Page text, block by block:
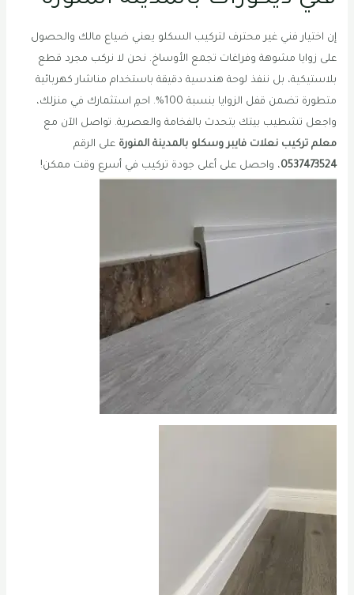
إن اختيار فني غير محترف لتركيب السكلو يعني ضياع مالك والحصول
على زوايا مشوهة وفراغات تجمع الأوساخ. نحن لا نركب مجرد قطع
بلاستيكية، بل ننفذ لوحة هندسية دقيقة باستخدام مناشار كهربائية
متطورة تضمن قفل الزوايا بنسبة 100%. احمِ استثمارك في منزلك،
واجعل تشطيب بيتك يتحدث بالفخامة والعصرية. تواصل الآن مع
معلم تركيب نعلات فايبر وسكلو بالمدينة المنورة على الرقم
0537473524، واحصل على أعلى جودة تركيب في أسرع وقت ممكن!